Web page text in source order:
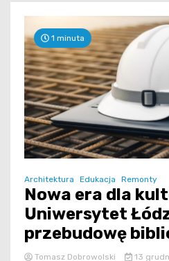
1 minuta
Architektura Edukacja Remonty
Nowa era dla
Uniwersytet
przebudowę
Tomasz Dobrowolski 13